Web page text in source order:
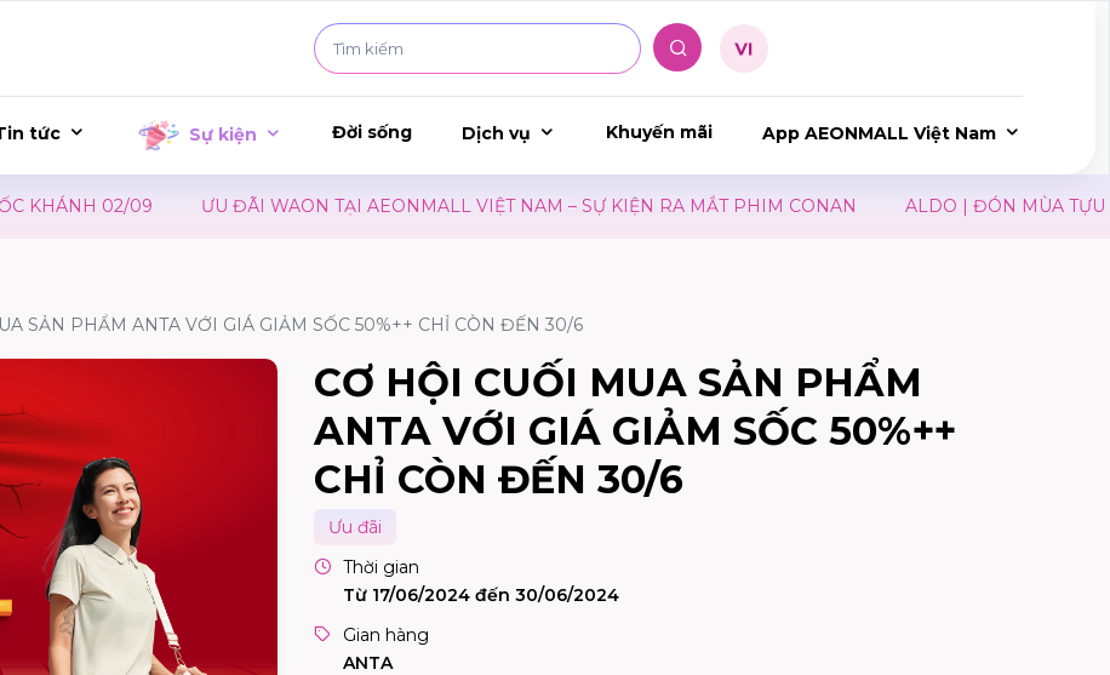
tức Sự kiện Đời sống Dịch vụ Khuyến mãi App AEONMALL Việt Nam
02/09 ƯU ĐÃI WAON TẠI AEONMALL VIỆT NAM – SỰ KIỆN RA MẮT PHIM CONAN ALDO | ĐÓN MÙA TỰU
SẢN PHẨM ANTA VỚI GIÁ GIẢM SỐC 50%++ CHỈ CÒN ĐẾN 30/6
CƠ HỘI CUỐI MUA SẢN PHẨM
ANTA VỚI GIÁ GIẢM SỐC 50%++
CHỈ CÒN ĐẾN 30/6
Ưu đãi
Thời gian
Từ 17/06/2024 đến 30/06/2024
Gian hàng
ANTA